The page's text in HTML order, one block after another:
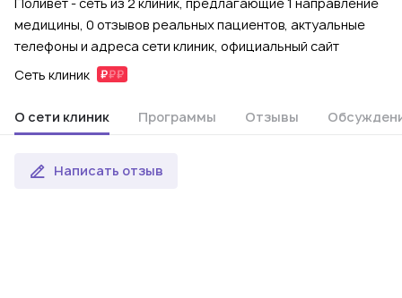
медицины, 0 отзывов реальных пациентов, актуальные
телефоны и адреса сети клиник, официальный сайт
Сеть клиник
О сети клиник Программы Отзывы
Написать отзыв